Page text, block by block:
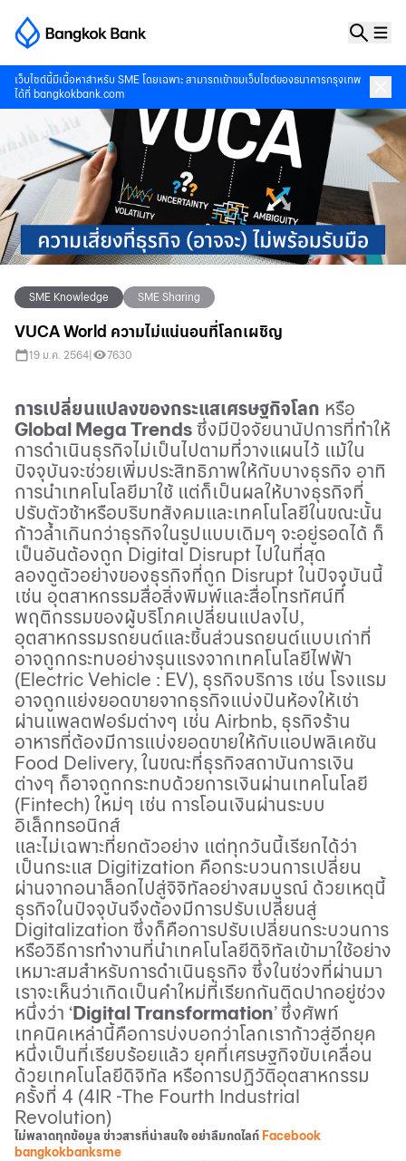
เว็บไซต์นี้มีเนื้อหาสำหรับ SME โดยเฉพาะ สามารถเข้าชมเว็บไซต์ของธนาคารกรุงเทพ
ได้ที่ bangkokbank.com
SME Knowledge SME Sharing
VUCA World ความไม่แน่นอนที่โลกเผชิญ
19 ม.ค. 2564 7630
การเปลี่ยนแปลงของกระแสเศรษฐกิจโลก หรือ
Global Mega Trends ซึ่งมีปัจจัยนานัปการที่ทําให้
การดําเนินธุรกิจไม่เป็นไปตามที่วางแผนไว้ แม้ใน
ปัจจุบันจะช่วยเพิ่มประสิทธิภาพให้กับบางธุรกิจ อาทิ
การนำเทคโนโลยีมาใช้ แต่ก็เป็นผลให้บางธุรกิจที่
ปรับตัวช้าหรือบริบทสังคมและเทคโนโลยีในขณะนั้น
ก้าวล้ำเกินกว่าธุรกิจในรูปแบบเดิมๆ จะอยู่รอดได้ ก็
เป็นอันต้องถูก Digital Disrupt ไปในที่สุด
ลองดูตัวอย่างของธุรกิจที่ถูก Disrupt ในปัจจุบันนี้
เช่น อุตสาหกรรมสื่อสิ่งพิมพ์และสื่อโทรทัศน์ที่
พฤติกรรมของผู้บริโภคเปลี่ยนแปลงไป,
อุตสาหกรรมรถยนต์และชิ้นส่วนรถยนต์แบบเก่าที่
อาจถูกกระทบอย่างรุนแรงจากเทคโนโลยีไฟฟ้า
(Electric Vehicle : EV), ธุรกิจบริการ เช่น โรงแรม
อาจถูกแย่งยอดขายจากธุรกิจแบ่งปันห้องให้เช่า
ผ่านแพลตฟอร์มต่างๆ เช่น Airbnb, ธุรกิจร้าน
อาหารที่ต้องมีการแบ่งยอดขายให้กับแอปพลิเคชัน
Food Delivery, ในขณะที่ธุรกิจสถาบันการเงิน
ต่างๆ ก็อาจถูกกระทบด้วยการเงินผ่านเทคโนโลยี
(Fintech) ใหม่ๆ เช่น การโอนเงินผ่านระบบ
อิเล็กทรอนิกส์
และไม่เฉพาะที่ยกตัวอย่าง แต่ทุกวันนี้เรียกได้ว่า
เป็นกระแส Digitization คือกระบวนการเปลี่ยน
ผ่านจากอนาล็อกไปสู่จิจิทัลอย่างสมบูรณ์ ด้วยเหตุนี้
ธุรกิจในปัจจุบันจึงต้องมีการปรับเปลี่ยนสู่
Digitalization ซึ่งก็คือการปรับเปลี่ยนกระบวนการ
หรือวิธีการทำงานที่นำเทคโนโลยีดิจิทัลเข้ามาใช้อย่าง
เหมาะสมสำหรับการดำเนินธุรกิจ ซึ่งในช่วงที่ผ่านมา
เราจะเห็นว่าเกิดเป็นคำใหม่ที่เรียกกันติดปากอยู่ช่วง
หนึ่งว่า ‘Digital Transformation’ซึ่งศัพท์
เทคนิคเหล่านี้คือการบ่งบอกว่าโลกเราก้าวสู่อีกยุค
หนึ่งเป็นที่เรียบร้อยแล้ว ยุคที่เศรษฐกิจขับเคลื่อน
ด้วยเทคโนโลยีดิจิทัล หรือการปฏิวัติอุตสาหกรรม
ครั้งที่ 4 (4IR -The Fourth Industrial
Revolution)
ไม่พลาดทุกข้อมูล ข่าวสารที่น่าสนใจ อย่าลืมกดไลก์ Facebook
bangkokbanksme